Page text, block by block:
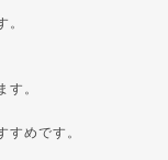
。
す。
すめです。